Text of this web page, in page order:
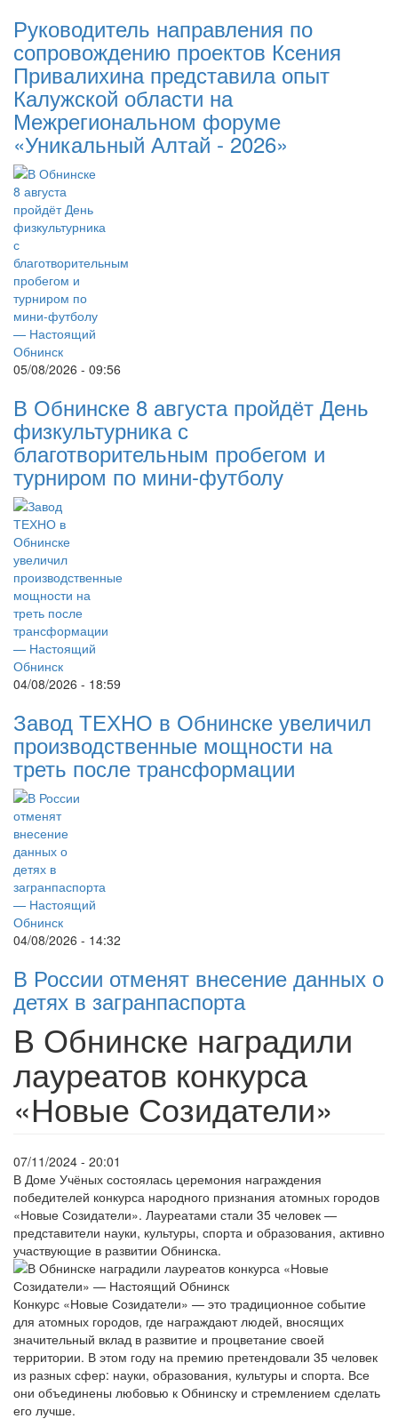
Руководитель направления по
сопровождению проектов Ксения
Привалихина представила опыт
Калужской области на
Межрегиональном форуме
«Уникальный Алтай - 2026»
05/08/2026 - 09:56
В Обнинске 8 августа пройдёт День
физкультурника с
благотворительным пробегом и
турниром по мини-футболу
04/08/2026 - 18:59
Завод ТЕХНО в Обнинске увеличил
производственные мощности на
треть после трансформации
04/08/2026 - 14:32
В России отменят внесение данных о
детях в загранпаспорта
В Обнинске наградили
лауреатов конкурса
«Новые Созидатели»
07/11/2024 - 20:01
В Доме Учёных состоялась церемония награждения
победителей конкурса народного признания атомных городов
«Новые Созидатели». Лауреатами стали 35 человек —
представители науки, культуры, спорта и образования, активно
участвующие в развитии Обнинска.
Конкурс «Новые Созидатели» — это традиционное событие
для атомных городов, где награждают людей, вносящих
значительный вклад в развитие и процветание своей
территории. В этом году на премию претендовали 35 человек
из разных сфер: науки, образования, культуры и спорта. Все
они объединены любовью к Обнинску и стремлением сделать
его лучше.